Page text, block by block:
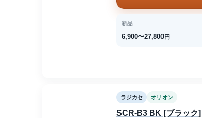
新品
6,900〜27,800円
ラジカセ オリオン
SCR-B3 BK [ブラック]